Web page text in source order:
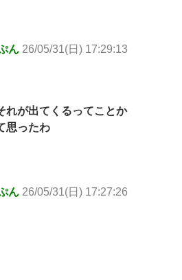
ん 26/05/31(日) 17:29:13
れが出てくるってことか
思ったわ
ん 26/05/31(日) 17:27:26